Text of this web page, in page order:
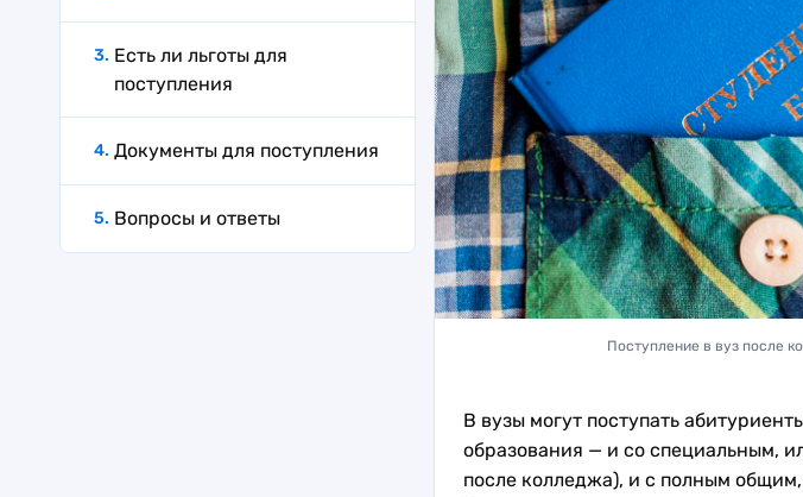
Есть ли льготы для
поступления
Документы для поступления
Вопросы и ответы
Поступление в вуз после
В вузы могут поступать
образования — и со специальным,
после колледжа), и с полным общим,